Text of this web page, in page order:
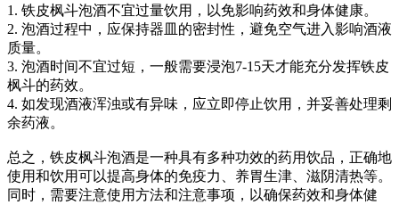
1. 铁皮枫斗泡酒不宜过量饮用，以免影响药效和身体健康。
2. 泡酒过程中，应保持器皿的密封性，避免空气进入影响酒液
质量。
3. 泡酒时间不宜过短，一般需要浸泡7-15天才能充分发挥铁皮
枫斗的药效。
4. 如发现酒液浑浊或有异味，应立即停止饮用，并妥善处理剩
余药液。
总之，铁皮枫斗泡酒是一种具有多种功效的药用饮品，正确地
使用和饮用可以提高身体的免疫力、养胃生津、滋阴清热等。
同时，需要注意使用方法和注意事项，以确保药效和身体健